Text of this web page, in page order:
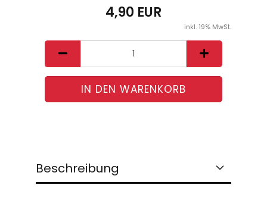
4,90 EUR
inkl. 19% MwSt.
Beschreibung